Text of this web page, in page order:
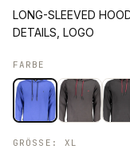
LONG-SLEEVED
DETAILS, LOGO
FARBE
GRÖSSE : XL